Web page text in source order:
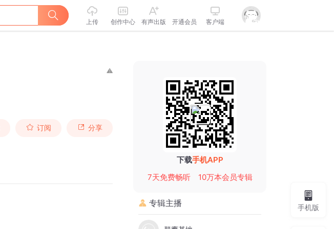
上传 创作中心 有声出版 开通会员 客户端
订阅 分享
下载手机APP
7天免费畅听
10万本会员专辑
专辑主播 手机版